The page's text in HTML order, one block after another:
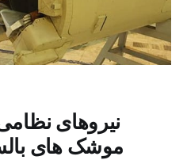
نیروهای
موشک های